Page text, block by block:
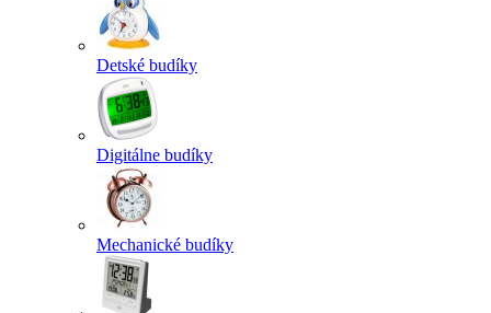
Detské budíky
Digitálne budíky
Mechanické budíky